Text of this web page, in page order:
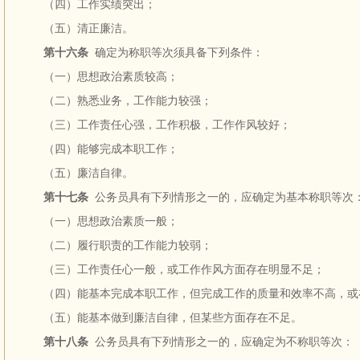
（四）工作实绩突出；
（五）清正廉洁。
第十六条 确定为称职等次须具备下列条件：
（一）思想政治素质较高；
（二）熟悉业务，工作能力较强；
（三）工作责任心强，工作积极，工作作风较好；
（四）能够完成本职工作；
（五）廉洁自律。
第十七条 公务员具有下列情形之一的，应确定为基本称职等次
（一）思想政治素质一般；
（二）履行职责的工作能力较弱；
（三）工作责任心一般，或工作作风方面存在明显不足；
（四）能基本完成本职工作，但完成工作的质量和效率不高，或
（五）能基本做到廉洁自律，但某些方面存在不足。
第十八条 公务员具有下列情形之一的，应确定为不称职等次：